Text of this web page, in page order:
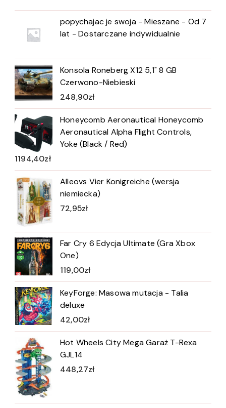
popychajac je swoja - Mieszane - Od 7
lat - Dostarczane indywidualnie
Konsola Roneberg X12 5,1" 8 GB
Czerwono-Niebieski
248,90zł
Honeycomb Aeronautical Honeycomb
Aeronautical Alpha Flight Controls,
Yoke (Black / Red)
1194,40zł
Alleovs Vier Konigreiche (wersja
niemiecka)
72,95zł
Far Cry 6 Edycja Ultimate (Gra Xbox
One)
119,00zł
KeyForge: Masowa mutacja - Talia
deluxe
42,00zł
Hot Wheels City Mega Garaż T-Rexa
GJL14
448,27zł